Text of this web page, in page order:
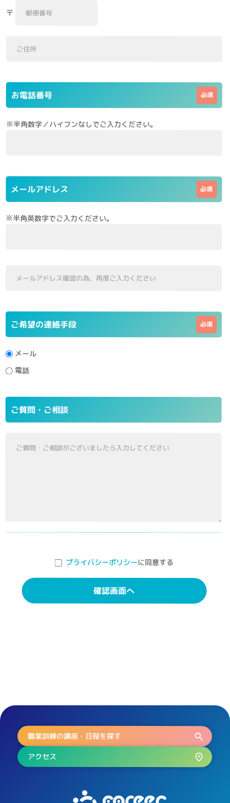
〒
お電話番号
※半角数字／ハイフンなしでご入力ください。
メールアドレス
※半角英数字でご入力ください。
ご希望の連絡手段
メール
電話
ご質問・ご相談
プライバシーポリシーに同意する
確認画面へ
職業訓練の講座・日程を探す
アクセス